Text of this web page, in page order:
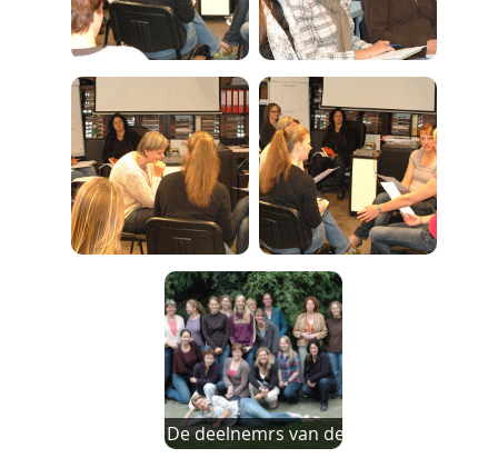
De deelnemrs van de opleidings